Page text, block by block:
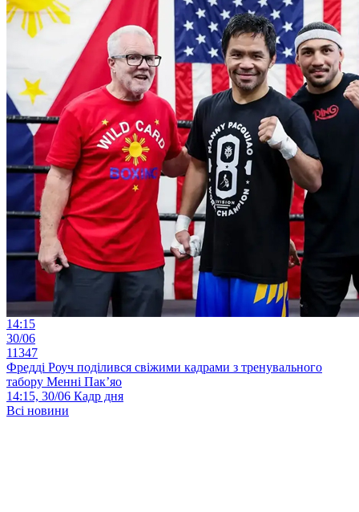
14:15
30/06
11347
Фредді Роуч поділився свіжими кадрами з тренувального
табору Менні Пак’яо
14:15, 30/06 Кадр дня
Всі новини